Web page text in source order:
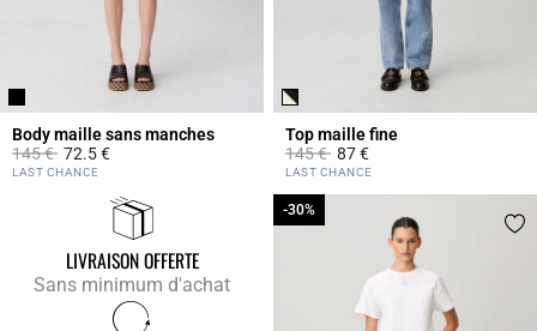
Body maille sans manches
Prix réduit à partir de
145 €à72.5 €
5 out of 5 Customer Rating
LAST CHANCE
Top maille fine
Prix réduit à partir de
145 €à87 €
5 out of 5 Customer Rating
LAST CHANCE
LIVRAISON OFFERTE
Sans minimum d'achat
-30%
-30%